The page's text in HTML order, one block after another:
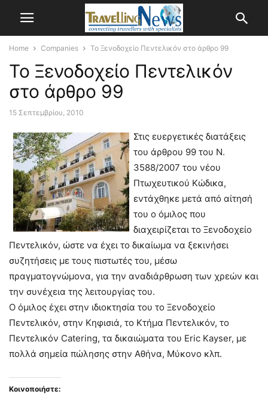
Home Companies Το Ξενοδοχείο Πεντελικόν στο άρθρο 99
Το Ξενοδοχείο Πεντελικόν
στο άρθρο 99
15 Σεπτεμβρίου, 2010
Στις ευεργετικές διατάξεις
του άρθρου 99 του Ν.
3588/2007 του νέου
Πτωχευτικού Κώδικα,
εντάχθηκε μετά από αίτησή
του ο όμιλος που
διαχειρίζεται το Ξενοδοχείο
Πεντελικόν, ώστε να έχει το δικαίωμα να ξεκινήσει
συζητήσεις με τους πιστωτές του, μέσω
πραγματογνώμονα, για την αναδιάρθρωση των χρεών και
την συνέχεια της λειτουργίας του.
Ο όμιλος έχει στην ιδιοκτησία του το Ξενοδοχείο
Πεντελικόν, στην Κηφισιά, το Κτήμα Πεντελικόν, το
Πεντελικόν Catering, τα δικαιώματα του Eric Kayser, με
πολλά σημεία πώλησης στην Αθήνα, Μύκονο κλπ.
Κοινοποιήστε: